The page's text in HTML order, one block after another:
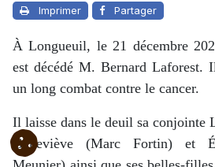
Imprimer Partager
À Longueuil, le 21 décembre
est décédé M. Bernard Laforest.
un long combat contre le cancer.
Il laisse dans le deuil sa conjointe
Geneviève (Marc Fortin) et